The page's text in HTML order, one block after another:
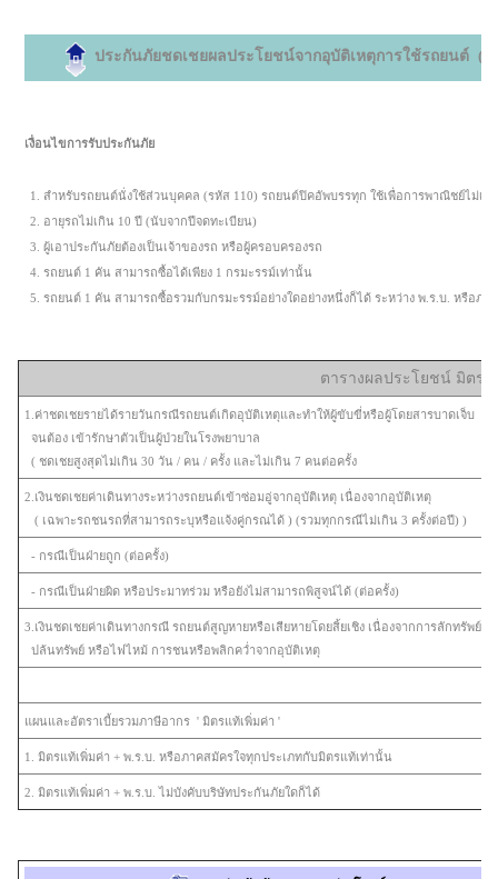
ประกันภัยชดเชยผลประโยชน์จากอุบัติเหตุการใช้รถยนต์ (มิ
เงื่อนไขการรับประกันภัย
1.
สำหรับรถยนต์นั่งใช้ส่วนบุคคล (รหัส 110) รถยนต์ปิคอัพบรรทุก ใช้เพื่อการพาณิชย์ไม่เกิ
2.
อายุรถไม่เกิน 10 ปี (นับจากปีจดทะเบียน)
3. ผู้เอาประกันภัยต้องเป็นเจ้าของรถ หรือผู้ครอบครองรถ
4. รถยนต์ 1 คัน สามารถซื้อได้เพียง 1 กรมะรรม์เท่านั้น
5.
รถยนต์ 1 คัน สามารถซื้อรวมกับกรมะรรม์อย่างใดอย่างหนึ่งก็ได้ ระหว่าง พ.ร.บ. หรือภา
ตารางผลประโยชน์ มิตรแ
1.ค่าชดเชยรายได้รายวันกรณีรถยนต์เกิดอุบัติเหตุและทำให้ผู้ขับขี่หรือผู้โดยสารบาดเจ็บ
จนต้อง เข้ารักษาตัวเป็นผู้ป่วยในโรงพยาบาล
( ชดเชยสูงสุดไม่เกิน 30 วัน / คน / ครั้ง และไม่เกิน 7 คนต่อครั้ง
2.เงินชดเชยค่าเดินทางระหว่างรถยนต์เข้าซ่อมอู่จากอุบัติเหตุ เนื่องจากอุบัติเหตุ
( เฉพาะรถชนรถที่สามารถระบุหรือแจ้งคู่กรณได้ ) (รวมทุกกรณีไม่เกิน 3 ครั้งต่อปี) )
- กรณีเป็นฝ่ายถูก (ต่อครั้ง)
- กรณีเป็นฝ่ายผิด หรือประมาทร่วม หรือยังไม่สามารถพิสูจน์ได้ (ต่อครั้ง)
3.เงินชดเชยค่าเดินทางกรณี รถยนต์สูญหายหรือเสียหายโดยสิ้ยเชิง เนื่องจากการลักทรัพย์ ชิ
ปล้นทรัพย์ หรือไฟไหม้ การชนหรือพลิกคว่ำจากอุบัติเหตุ
แผนและอัตราเบี้ยรวมภาษีอากร ' มิตรแท้เพิ่มค่า '
1. มิตรแท้เพิ่มค่า + พ.ร.บ. หรือภาคสมัครใจทุกประเภทกับมิตรแท้เท่านั้น
2. มิตรแท้เพิ่มค่า + พ.ร.บ. ไม่บังคับบริษัทประกันภัยใดก็ได้